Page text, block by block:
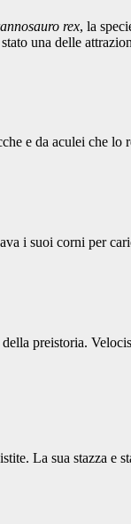
rex, la
una delle
e da aculei che
i suoi corni per
preistoria.
La sua stazza